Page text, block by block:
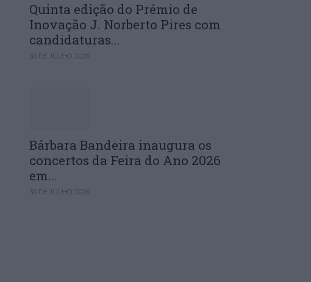
Quinta edição do Prémio de
Inovação J. Norberto Pires com
candidaturas...
30 DE JULHO, 2026
Bárbara Bandeira inaugura os
concertos da Feira do Ano 2026
em...
30 DE JULHO, 2026